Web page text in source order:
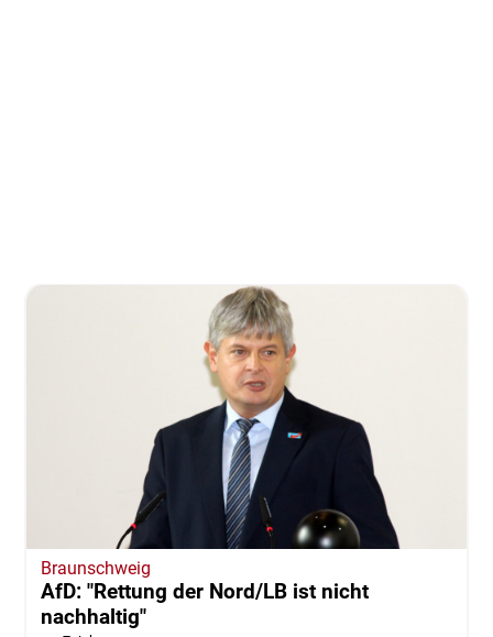
Braunschweig
AfD: "Rettung der Nord/LB ist nicht
nachhaltig"